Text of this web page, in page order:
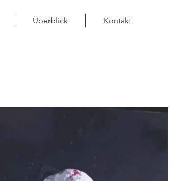
Überblick Kontakt